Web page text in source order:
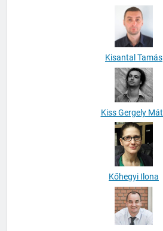
Kis Alex
Kisantal Tamás
Kiss Gergely Máté
Kőhegyi Ilona